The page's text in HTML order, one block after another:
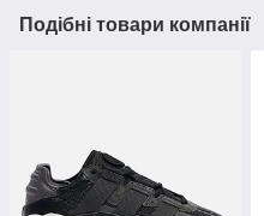
Подібні товари компанії